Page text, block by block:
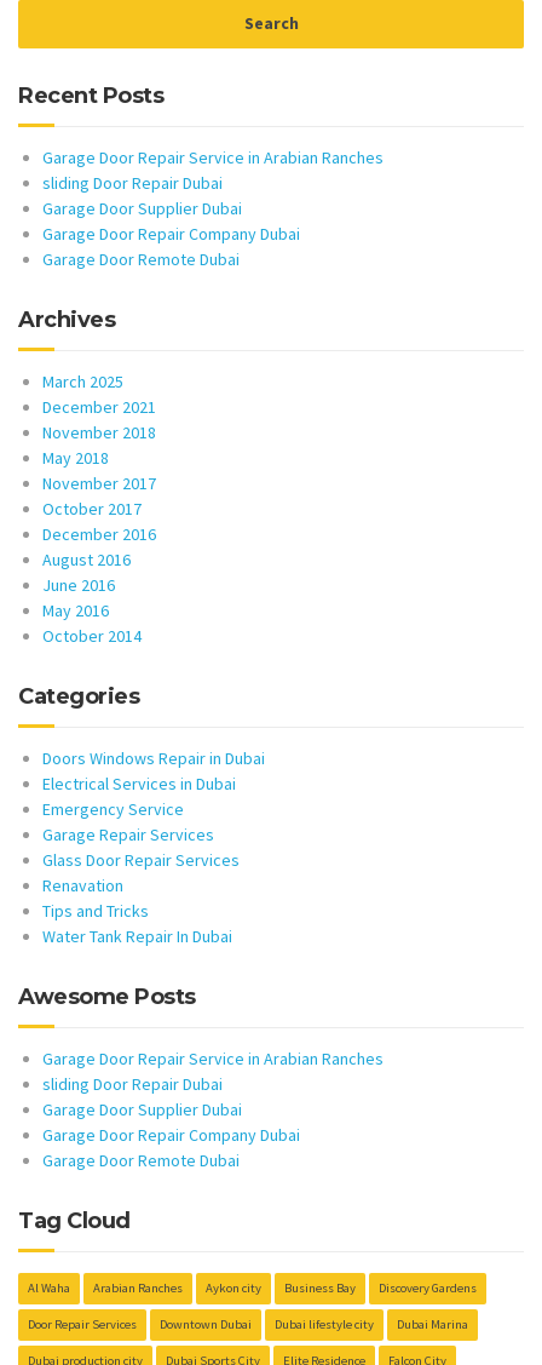
Recent Posts
Garage Door Repair Service in Arabian Ranches
sliding Door Repair Dubai
Garage Door Supplier Dubai
Garage Door Repair Company Dubai
Garage Door Remote Dubai
Archives
March 2025
December 2021
November 2018
May 2018
November 2017
October 2017
December 2016
August 2016
June 2016
May 2016
October 2014
Categories
Doors Windows Repair in Dubai
Electrical Services in Dubai
Emergency Service
Garage Repair Services
Glass Door Repair Services
Renavation
Tips and Tricks
Water Tank Repair In Dubai
Awesome Posts
Garage Door Repair Service in Arabian Ranches
sliding Door Repair Dubai
Garage Door Supplier Dubai
Garage Door Repair Company Dubai
Garage Door Remote Dubai
Tag Cloud
Al Waha Arabian Ranches Aykon city Business Bay Discovery Gardens
Door Repair Services Downtown Dubai Dubai lifestyle city Dubai Marina
Dubai production city Dubai Sports City Elite Residence Falcon City